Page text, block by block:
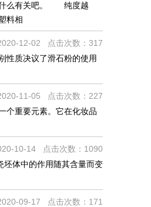
什么有关吧。 纯度越
料相
性质决议了滑石粉的使用
12-02 点击次数：317
个重要元素。它在化妆品
11-05 点击次数：227
坯体中的作用随其含量而变
10-14 点击次数：1090
09-17 点击次数：171